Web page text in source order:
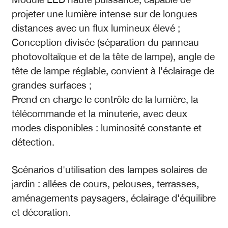
projeter une lumière intense sur de longues
distances avec un flux lumineux élevé ;
Conception divisée (séparation du panneau
photovoltaïque et de la tête de lampe), angle de
tête de lampe réglable, convient à l'éclairage de
grandes surfaces ;
Prend en charge le contrôle de la lumière, la
télécommande et la minuterie, avec deux
modes disponibles : luminosité constante et
détection.
Scénarios d'utilisation des lampes solaires de
jardin : allées de cours, pelouses, terrasses,
aménagements paysagers, éclairage d'équilibre
et décoration.